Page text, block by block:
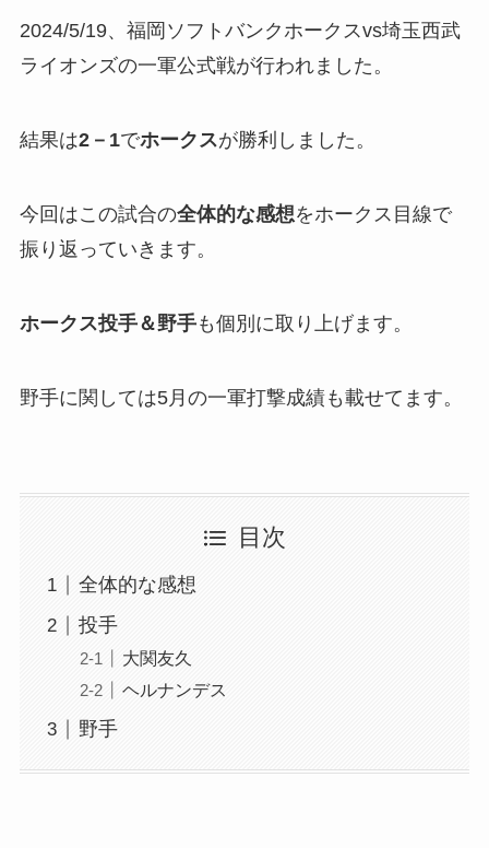
2024/5/19、福岡ソフトバンクホークスvs埼玉西武
ライオンズの一軍公式戦が行われました。
結果は2－1でホークスが勝利しました。
今回はこの試合の全体的な感想をホークス目線で
振り返っていきます。
ホークス投手＆野手も個別に取り上げます。
野手に関しては5月の一軍打撃成績も載せてます。
目次
全体的な感想
投手
大関友久
ヘルナンデス
野手